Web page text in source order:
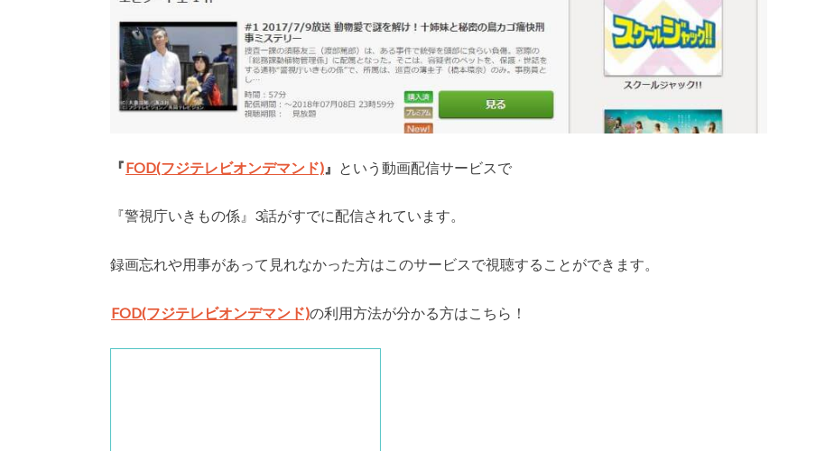
『FOD(フジテレビオンデマンド) 』 という動画配信サービスで
『警視庁いきもの係』3話がすでに配信されています。
録画忘れや用事があって見れなかった方はこのサービスで視聴することができます。
FOD(フジテレビオンデマンド)の利用方法が分かる方はこちら！